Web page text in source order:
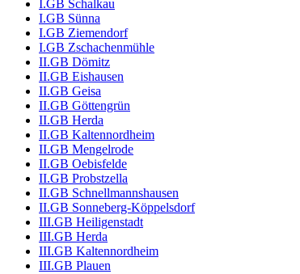
I.GB Schalkau
I.GB Sünna
I.GB Ziemendorf
I.GB Zschachenmühle
II.GB Dömitz
II.GB Eishausen
II.GB Geisa
II.GB Göttengrün
II.GB Herda
II.GB Kaltennordheim
II.GB Mengelrode
II.GB Oebisfelde
II.GB Probstzella
II.GB Schnellmannshausen
II.GB Sonneberg-Köppelsdorf
III.GB Heiligenstadt
III.GB Herda
III.GB Kaltennordheim
III.GB Plauen